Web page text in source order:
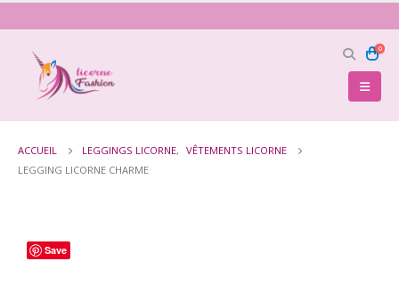
0
ACCUEIL LEGGINGS LICORNE, VÊTEMENTS LICORNE
LEGGING LICORNE CHARME
Save